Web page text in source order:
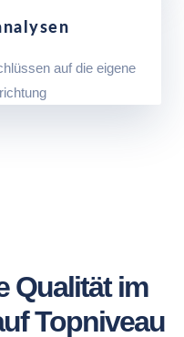
auf die eigene
Qualität im
Topniveau